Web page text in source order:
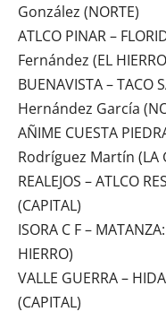
González (NORTE)
ATLCO PINAR –
Fernández (EL
BUENAVISTA – TACO
Hernández García
AÑIME CUESTA
Rodríguez Martín (LA
REALEJOS – ATLCO
(CAPITAL)
ISORA C F –
HIERRO)
VALLE GUERRA –
(CAPITAL)